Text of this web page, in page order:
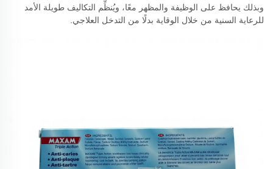
وبذلك يحافظ على الوظيفة والمظهر معًا، ويُنظِّم التكاليف طويلة الأمد
للرعاية السنية من خلال الوقاية بدلًا من التدخل العلاجي.